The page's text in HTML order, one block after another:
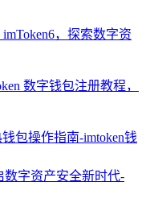
，探索数字资
数字钱包注册教程，
包操作指南-imtoken钱
字资产安全新时代-